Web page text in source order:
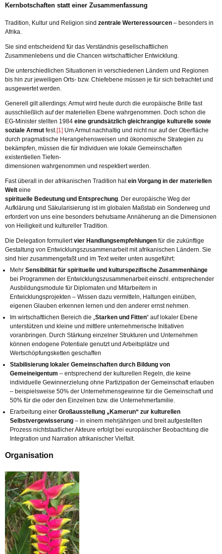
Kernbotschaften statt einer Zusammenfassung
Tradition, Kultur und Religion sind zentrale Werteressourcen – besonders in
Afrika.
Sie sind entscheidend für das Verständnis gesellschaftlichen
Zusammenlebens und die Chancen wirtschaftlicher Entwicklung.
Die unterschiedlichen Situationen in verschiedenen Ländern und Regionen
bis hin zur jeweiligen Orts- bzw. Chiefebene müssen je für sich betrachtet und
ausgewertet werden.
Generell gilt allerdings: Armut wird heute durch die europäische Brille fast
ausschließlich auf der materiellen Ebene wahrgenommen. Doch schon die
EG-Minister stellten 1984 eine grundsätzlich gleichrangige kulturelle sowie
soziale Armut fest.[1] Um Armut nachhaltig und nicht nur auf der Oberfläche
durch pragmatische Herangehensweisen und ökonomische Strategien zu
bekämpfen, müssen die für Individuen wie lokale Gemeinschaften
existentiellen Tiefen-
dimensionen wahrgenommen und respektiert werden.
Fast überall in der afrikanischen Tradition hatein Vorgang in der materiellen
Welt eine
spirituelle Bedeutung und Entsprechung . Der europäische Weg der
Aufklärung und Säkularisierung ist im globalen Maßstab ein Sonderweg und
erfordert von uns eine besonders behutsame Annäherung an die Dimensionen
von Heiligkeit und kultureller Tradition.
Die Delegation formuliertvier Handlungsempfehlungen für die zukünftige
Gestaltung von Entwicklungszusammenarbeit mit afrikanischen Ländern. Sie
sind hier zusammengefaßt und im Text weiter unten ausgeführt:
Mehr Sensibilität für spirituelle und kulturspezifische Zusammenhänge
bei Programmen der Entwicklungszusammenarbeit einschl. entsprechender
Ausbildungsmodule für Diplomaten und Mitarbeitern in
Entwicklungsprojekten – Wissen dazu vermitteln, Haltungen einüben,
eigenen Glauben erkennen lernen und den anderer ernst nehmen.
Im wirtschaftlichen Bereich die „ Starken und Fitten“ auf lokaler Ebene
unterstützen und kleine und mittlere unternehmerische Initiativen
voranbringen. Durch Stärkung einzelner Strukturen und Unternehmen
können endogene Potentiale genutzt und Arbeitsplätze und
Wertschöpfungsketten geschaffen
Stabilisierung lokaler Gemeinschaften durch Bildung von
Gemeineigentum – entsprechend der kulturellen Regeln, die keine
individuelle Gewinnerzielung ohne Partizipation der Gemeinschaft erlauben
– beispielsweise 50% der Unternehmensgewinne für die Gemeinschaft und
50% für die oder den Einzelnen bzw. die Unternehmerfamilie.
Erarbeitung einer Großausstellung „Kamerun“ zur kulturellen
Selbstvergewisserung – in einem mehrjährigen und breit aufgestellten
Prozess nichtstaatlicher Akteure erfolgt bei europäischer Beobachtung die
Integration und Narration afrikanischer Vielfalt.
Organisation